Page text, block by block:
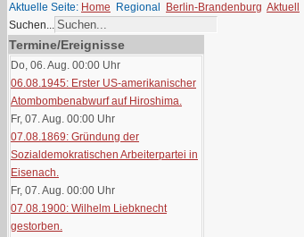
Aktuelle Seite: Home Regional Berlin-Brandenburg Aktuell
Suchen...
Termine/Ereignisse
Do, 06. Aug. 00:00 Uhr
06.08.1945: Erster US-amerikanischer
Atombombenabwurf auf Hiroshima.
Fr, 07. Aug. 00:00 Uhr
07.08.1869: Gründung der
Sozialdemokratischen Arbeiterpartei in
Eisenach.
Fr, 07. Aug. 00:00 Uhr
07.08.1900: Wilhelm Liebknecht
gestorben.